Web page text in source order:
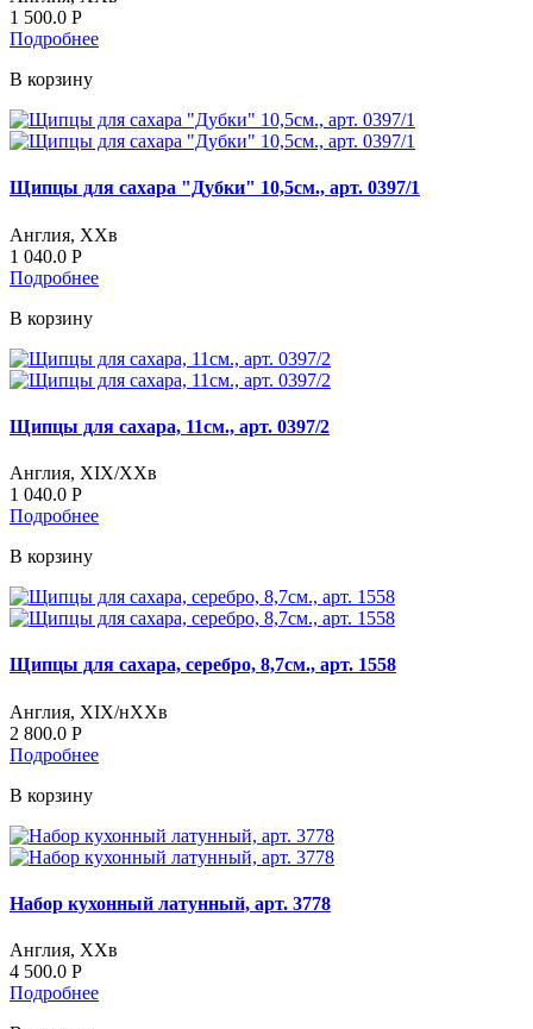
1 500.0 Р
Подробнее
В корзину
Щипцы для сахара "Дубки" 10,5см., арт. 0397/1
Англия, ХХв
1 040.0 Р
Подробнее
В корзину
Щипцы для сахара, 11см., арт. 0397/2
Англия, XIX/ХХв
1 040.0 Р
Подробнее
В корзину
Щипцы для сахара, серебро, 8,7см., арт. 1558
Англия, XIX/нХХв
2 800.0 Р
Подробнее
В корзину
Набор кухонный латунный, арт. 3778
Англия, ХХв
4 500.0 Р
Подробнее